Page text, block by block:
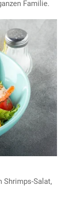
Familie.
Shrimps-Salat,